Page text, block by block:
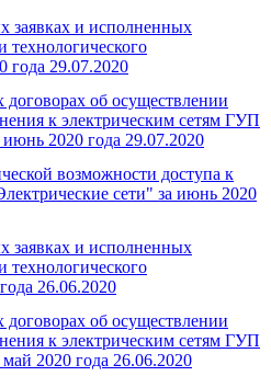
заявках и исполненных
технологического
года 29.07.2020
об осуществлении
к электрическим сетям ГУП
2020 года 29.07.2020
возможности доступа к
сети" за июнь 2020
заявках и исполненных
технологического
26.06.2020
об осуществлении
к электрическим сетям ГУП
2020 года 26.06.2020